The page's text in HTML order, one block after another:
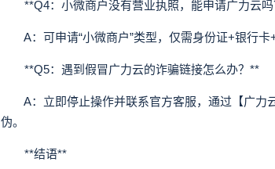
**Q4：小微商户没有营业执照，能申请广力云吗
A：可申请“小微商户”类型，仅需身份证+银行卡+
**Q5：遇到假冒广力云的诈骗链接怎么办？**
A：立即停止操作并联系官方客服，通过【广力
伪。
**结语**